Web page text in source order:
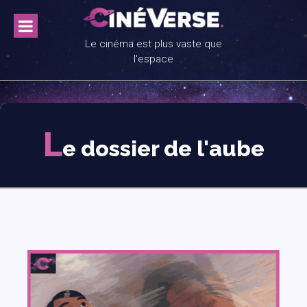
content
Le cinéma est plus vaste que
l'espace
Le dossier de l'aube